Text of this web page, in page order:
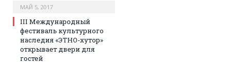
МАЙ 5, 2017
III Международный
фестиваль культурного
наследия «ЭТНО-хутор»
открывает двери для
гостей